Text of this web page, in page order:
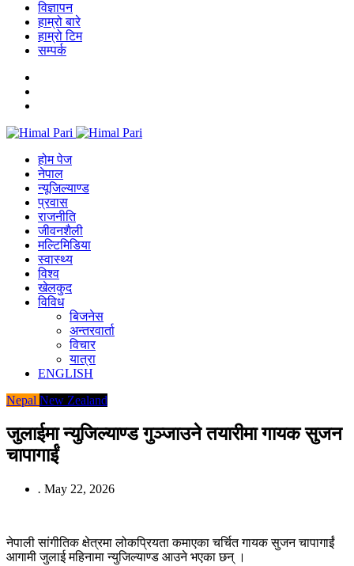
विज्ञापन
हाम्रो बारे
हाम्रो टिम
सम्पर्क
होम पेज
नेपाल
न्यूजिल्याण्ड
प्रवास
राजनीति
जीवनशैली
मल्टिमिडिया
स्वास्थ्य
विश्व
खेलकुद
विविध
बिजनेस
अन्तरवार्ता
विचार
यात्रा
ENGLISH
Nepal New Zealand
जुलाईमा न्युजिल्याण्ड गुञ्जाउने तयारीमा गायक सुजन
चापागाईं
. May 22, 2026
नेपाली सांगीतिक क्षेत्रमा लोकप्रियता कमाएका चर्चित गायक सुजन चापागाईं
आगामी जुलाई महिनामा न्युजिल्याण्ड आउने भएका छन् ।